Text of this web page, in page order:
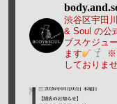
渋谷区宇田
& Soul の公
ブスケジュ
ます
しておりま